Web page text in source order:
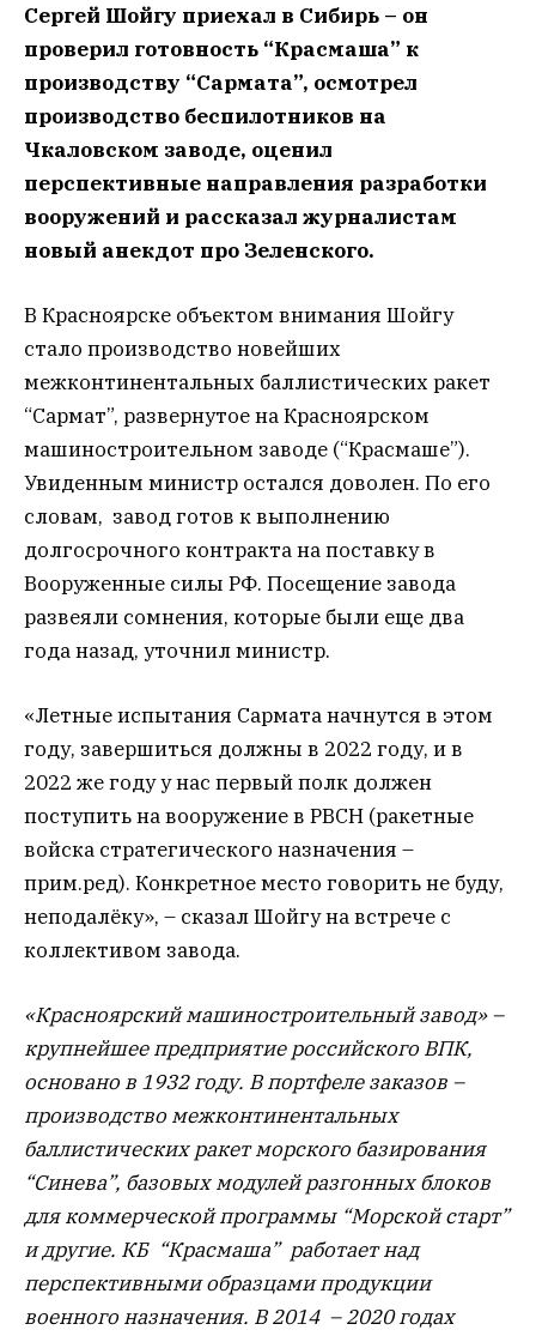
Сергей Шойгу приехал в Сибирь – он
проверил готовность “Красмаша” к
производству “Сармата”, осмотрел
производство беспилотников на
Чкаловском заводе, оценил
перспективные направления разработки
вооружений и рассказал журналистам
новый анекдот про Зеленского.
В Красноярске объектом внимания Шойгу
стало производство новейших
межконтинентальных баллистических ракет
“Сармат”, развернутое на Красноярском
машиностроительном заводе (“Красмаше”).
Увиденным министр остался доволен. По его
словам, завод готов к выполнению
долгосрочного контракта на поставку в
Вооруженные силы РФ. Посещение завода
развеяли сомнения, которые были еще два
года назад, уточнил министр.
«Летные испытания Сармата начнутся в этом
году, завершиться должны в 2022 году, и в
2022 же году у нас первый полк должен
поступить на вооружение в РВСН (ракетные
войска стратегического назначения –
прим.ред). Конкретное место говорить не буду,
неподалёку», – сказал Шойгу на встрече с
коллективом завода.
«Красноярский машиностроительный завод» –
крупнейшее предприятие российского ВПК,
основано в 1932 году. В портфеле заказов –
производство межконтинентальных
баллистических ракет морского базирования
“Синева”, базовых модулей разгонных блоков
для коммерческой программы “Морской старт”
и другие. КБ “Красмаша” работает над
перспективными образцами продукции
военного назначения. В 2014 – 2020 годах